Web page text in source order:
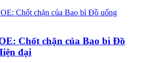
Chốt chặn của Bao bì Đồ
đại